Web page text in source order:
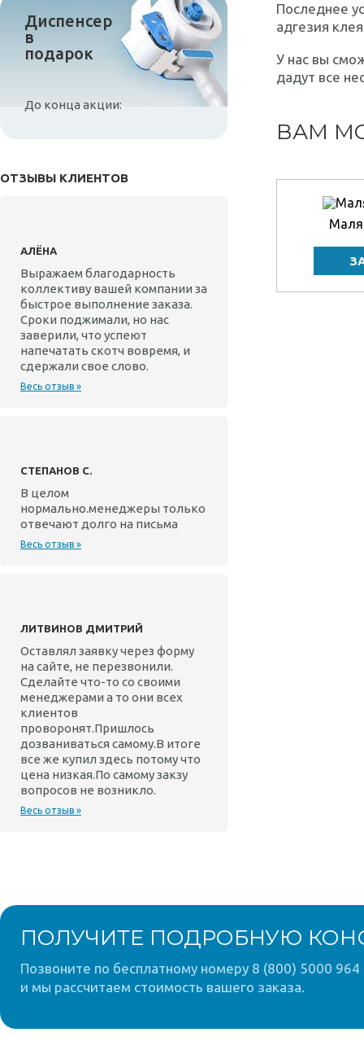
Диспенсер
в
подарок
До конца акции:
ОТЗЫВЫ КЛИЕНТОВ
АЛЁНА
Выражаем благодарность
коллективу вашей компании за
быстрое выполнение заказа.
Сроки поджимали, но нас
заверили, что успеют
напечатать скотч вовремя, и
сдержали свое слово.
Весь отзыв »
СТЕПАНОВ С.
В целом
нормально.менеджеры только
отвечают долго на письма
Весь отзыв »
ЛИТВИНОВ ДМИТРИЙ
Оставлял заявку через форму
на сайте, не перезвонили.
Сделайте что-то со своими
менеджерами а то они всех
клиентов
проворонят.Пришлось
дозваниваться самому.В итоге
все же купил здесь потому что
цена низкая.По самому закзу
вопросов не возникло.
Весь отзыв »
Последнее
адгезия
У нас вы
дадут все
ВАМ
ПОЛУЧИТЕ ПОДРОБНУЮ
Позвоните по бесплатному номеру 8 (800) 5000 964
и мы рассчитаем стоимость вашего заказа.